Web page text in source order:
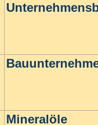
Mineralöle